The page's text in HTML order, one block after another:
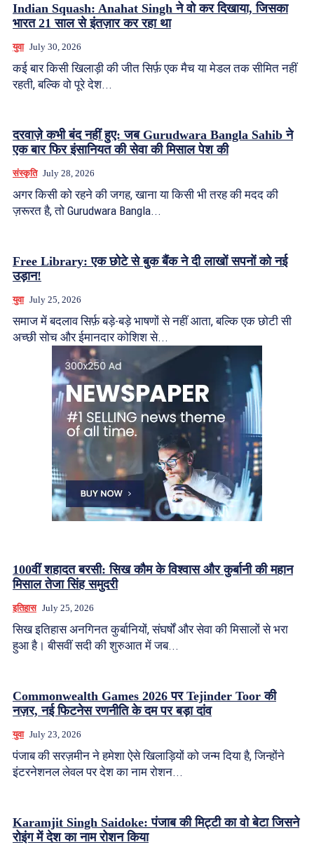
Indian Squash: Anahat Singh ने वो कर दिखाया, जिसका
भारत 21 साल से इंतज़ार कर रहा था
युवा July 30, 2026
कई बार किसी खिलाड़ी की जीत सिर्फ़ एक मैच या मेडल तक सीमित नहीं
रहती, बल्कि वो पूरे देश...
दरवाज़े कभी बंद नहीं हुए: जब Gurudwara Bangla Sahib ने
एक बार फिर इंसानियत की सेवा की मिसाल पेश की
संस्कृति July 28, 2026
अगर किसी को रहने की जगह, खाना या किसी भी तरह की मदद की
ज़रूरत है, तो Gurudwara Bangla...
Free Library: एक छोटे से बुक बैंक ने दी लाखों सपनों को नई
उड़ान!
युवा July 25, 2026
समाज में बदलाव सिर्फ़ बड़े-बड़े भाषणों से नहीं आता, बल्कि एक छोटी सी
अच्छी सोच और ईमानदार कोशिश से...
100वीं शहादत बरसी: सिख कौम के विश्वास और कुर्बानी की महान
मिसाल तेजा सिंह समुदरी
इतिहास July 25, 2026
सिख इतिहास अनगिनत कुर्बानियों, संघर्षों और सेवा की मिसालों से भरा
हुआ है। बीसवीं सदी की शुरुआत में जब...
Commonwealth Games 2026 पर Tejinder Toor की
नज़र, नई फिटनेस रणनीति के दम पर बड़ा दांव
युवा July 23, 2026
पंजाब की सरज़मीन ने हमेशा ऐसे खिलाड़ियों को जन्म दिया है, जिन्होंने
इंटरनेशनल लेवल पर देश का नाम रोशन...
Karamjit Singh Saidoke: पंजाब की मिट्टी का वो बेटा जिसने
रोइंग में देश का नाम रोशन किया